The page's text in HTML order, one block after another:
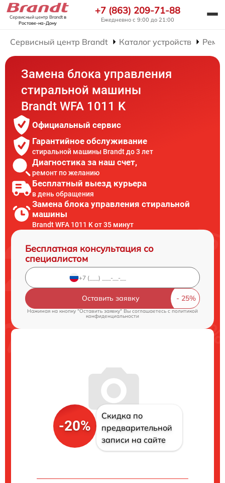
Сервисный центр Brandtв
Ростове-на-Дону
+7 (863) 209-71-88
Ежедневно с 9:00 до 21:00
Сервисный центр Brandt Каталог устройств
Замена блока управления
стиральной машины
Brandt WFA 1011 K
Официальный сервис
Гарантийное обслуживание
стиральной машины Brandt до 3 лет
Диагностика за наш счет,
ремонт по желанию
Бесплатный выезд курьера
в день обращения
Замена блока управления стиральной
машины
Brandt WFA 1011 K от 35 минут
Бесплатная консультация со
специалистом
Оставить заявку
Нажимая на кнопку "Оставить заявку" Вы соглашаетесь c политикой
конфиденциальности
-20%
Скидка по
предварительной
записи на сайте